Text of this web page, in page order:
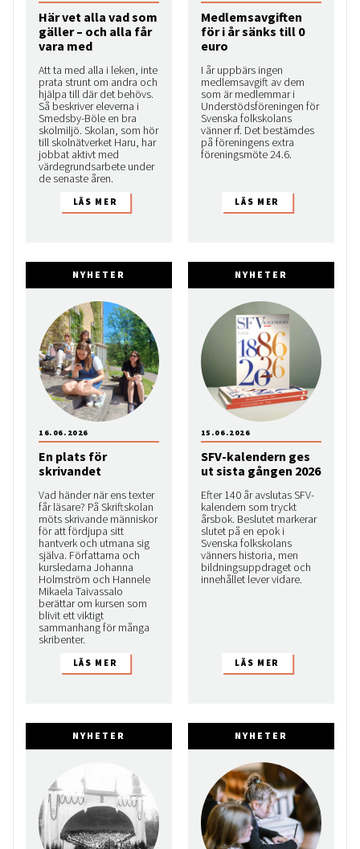
Här vet alla vad som
gäller – och alla får
vara med
Att ta med alla i leken, inte
prata strunt om andra och
hjälpa till där det behövs.
Så beskriver eleverna i
Smedsby-Böle en bra
skolmiljö. Skolan, som hör
till skolnätverket Haru, har
jobbat aktivt med
värdegrundsarbete under
de senaste åren.
Medlemsavgiften
för i år sänks till 0
euro
I år uppbärs ingen
medlemsavgift av dem
som är medlemmar i
Understödsföreningen för
Svenska folkskolans
vänner rf. Det bestämdes
på föreningens extra
föreningsmöte 24.6.
NYHETER
En plats för
skrivandet
Vad händer när ens texter
får läsare? På Skriftskolan
möts skrivande människor
för att fördjupa sitt
hantverk och utmana sig
själva. Författarna och
kursledarna Johanna
Holmström och Hannele
Mikaela Taivassalo
berättar om kursen som
blivit ett viktigt
sammanhang för många
skribenter.
16.06.2026
NYHETER
SFV-kalendern ges
ut sista gången 2026
Efter 140 år avslutas SFV-
kalendern som tryckt
årsbok. Beslutet markerar
slutet på en epok i
Svenska folkskolans
vänners historia, men
bildningsuppdraget och
innehållet lever vidare.
15.06.2026
NYHETER NYHETER